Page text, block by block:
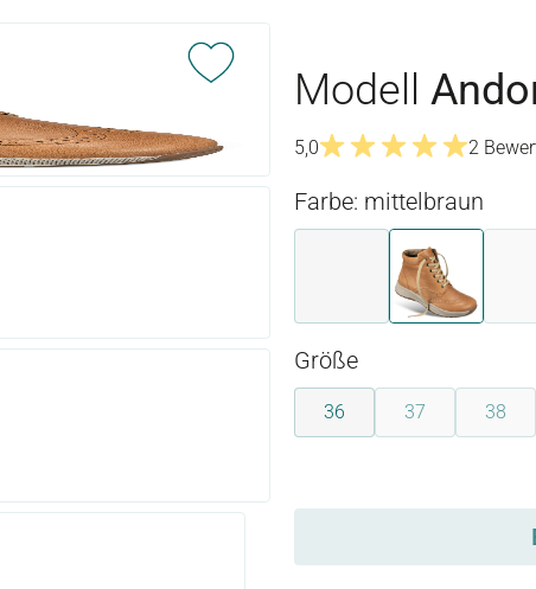
Modell
5,0
2
Farbe: mittelbraun
dunkelbraunmittelbraun
Größeauswählen
36 37(Diese Option
38